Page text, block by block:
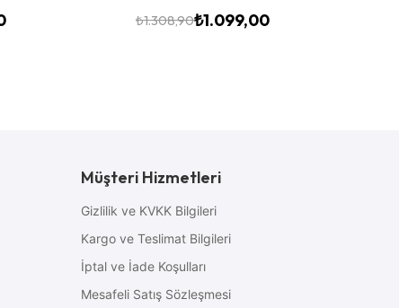
₺1.308,90₺1.099,00
Müşteri Hizmetleri
Gizlilik ve KVKK Bilgileri
Kargo ve Teslimat Bilgileri
İptal ve İade Koşulları
Mesafeli Satış Sözleşmesi